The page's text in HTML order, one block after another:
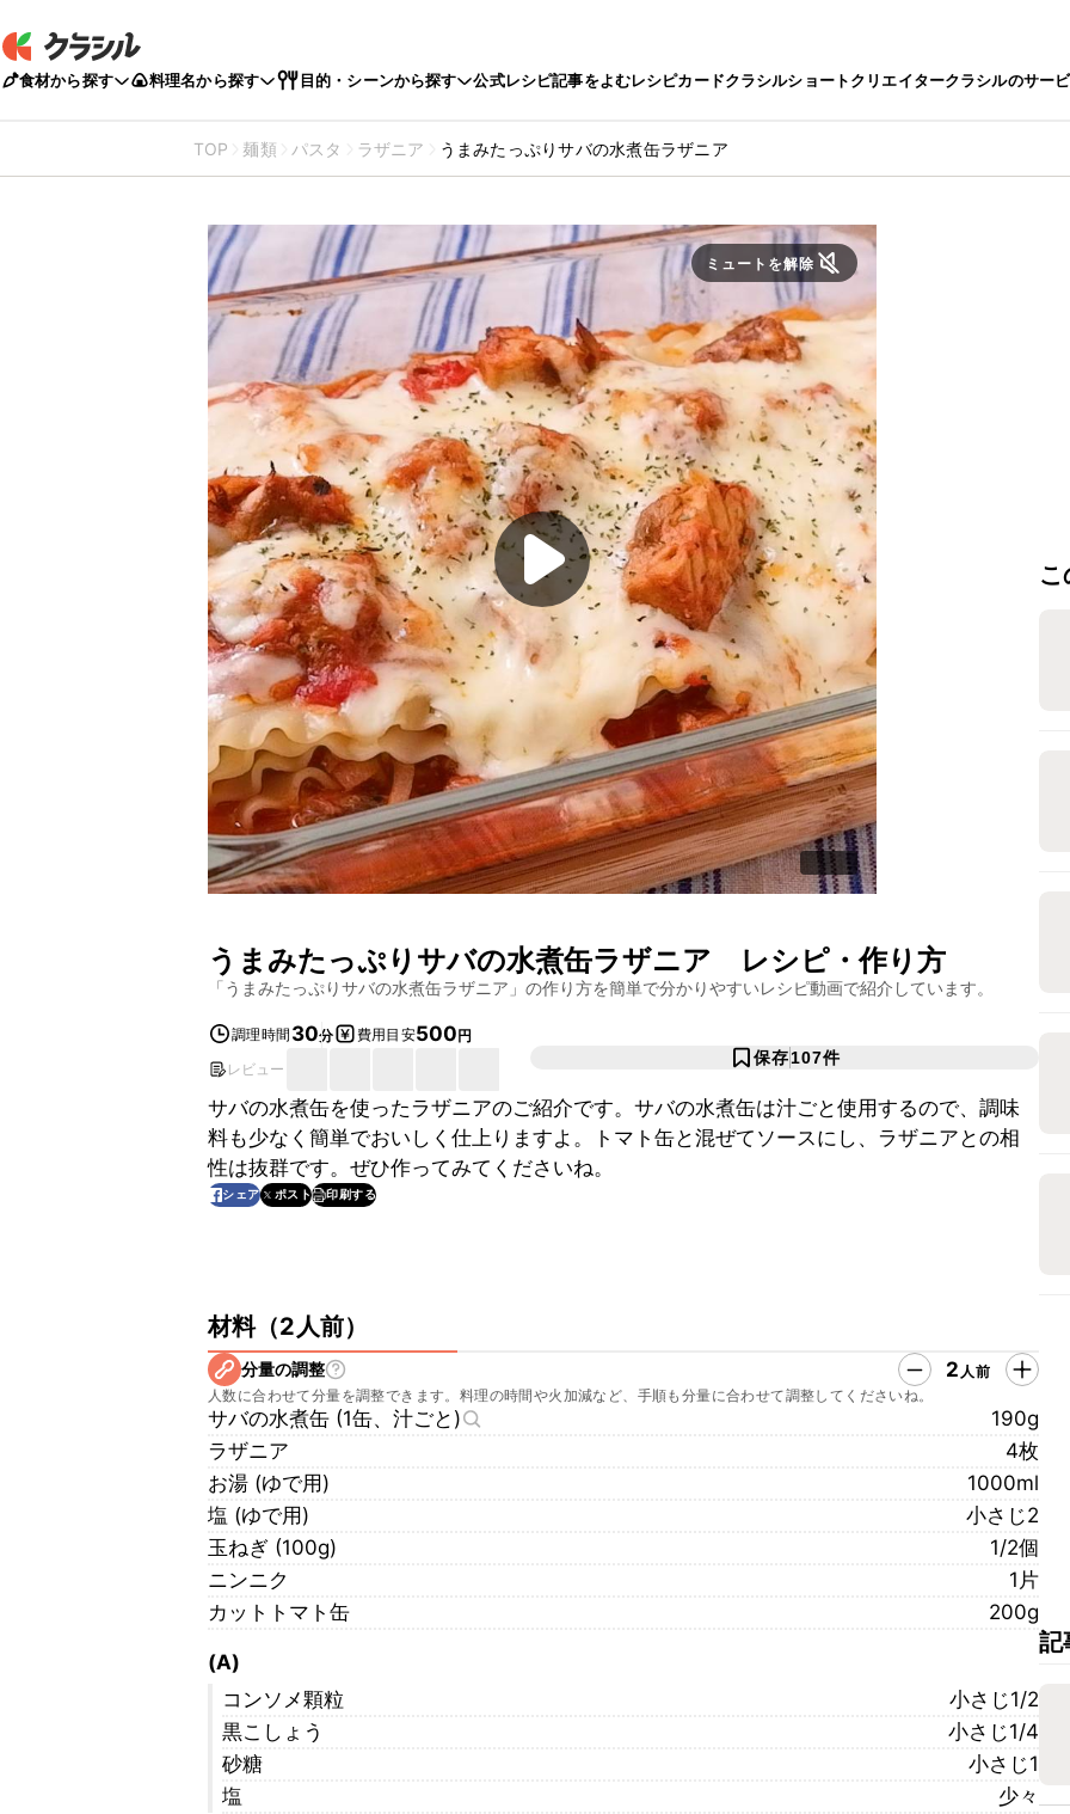
食材から探す 料理名から探す 目的・シーンから探す 公式レシピ記事をよむレシピカードクラシルショートクリエイタークラシルのサー
TOP 麺類 パスタ ラザニア うまみたっぷりサバの水煮缶ラザニア
ミュートを解除
うまみたっぷりサバの水煮缶ラザニア レシピ・作り方
「うまみたっぷりサバの水煮缶ラザニア 」の作り方を簡単で分かりやすいレシピ動画で紹介しています。
調理時間 30分 費用目安500円
レビュー
保存107件
サバの水煮缶を使ったラザニアのご紹介です。サバの水煮缶は汁ごと使用するので、調味
料も少なく簡単でおいしく仕上りますよ。トマト缶と混ぜてソースにし、ラザニアとの相
性は抜群です。ぜひ作ってみてくださいね。
シェア ポスト 印刷する
材料（2人前）
分量の調整 2 人前
人数に合わせて分量を調整できます。料理の時間や火加減など、手順も分量に合わせて調整してくださいね。
サバの水煮缶 (1缶、汁ごと)
190g
ラザニア
4枚
お湯 (ゆで用)
1000ml
塩 (ゆで用)
小さじ2
玉ねぎ (100g)
1/2個
ニンニク
1片
カットトマト缶
200g
(A)
コンソメ顆粒
小さじ1/2
黒こしょう
小さじ1/4
砂糖
小さじ1
塩
少々
記